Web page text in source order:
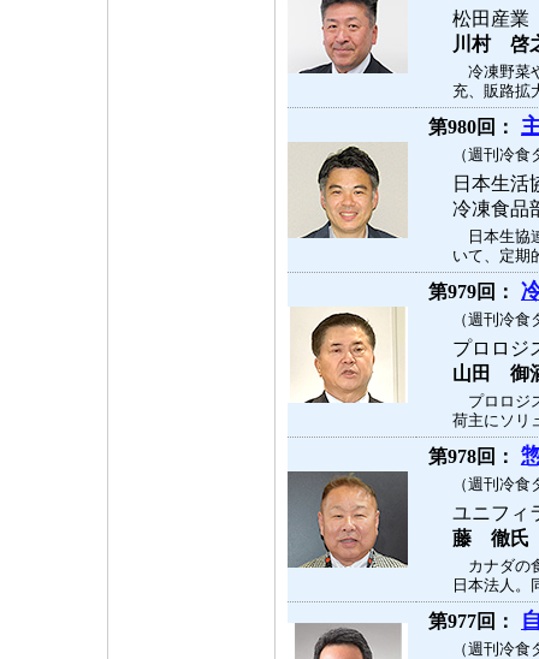
松田産
川村 啓
冷凍野菜
充、販路拡
第980回：
（週刊冷
日本生
冷凍食
日本生協
いて、定期
第979回：
（週刊冷
プロロ
山田 御
プロロジ
荷主にソリ
第978回：
（週刊冷
ユニフ
藤 徹氏
カナダの
日本法人。
第977回：
（週刊冷